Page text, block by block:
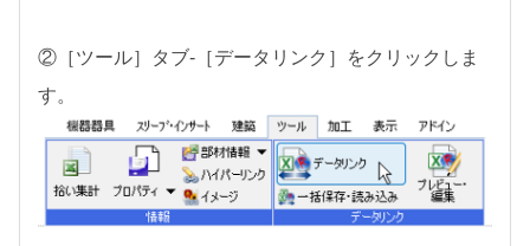
②［ツール］タブ-［データリンク］をクリックしま
す。